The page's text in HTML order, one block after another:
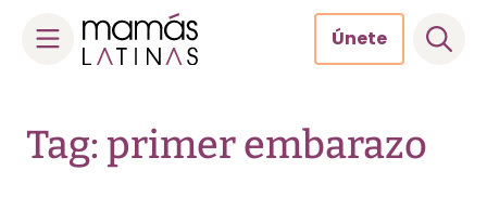
content
Únete
Tag: primer embarazo